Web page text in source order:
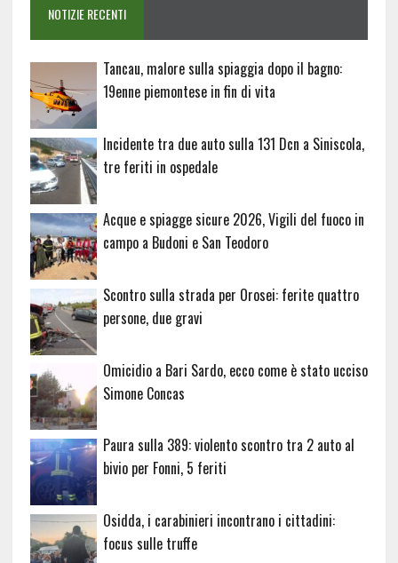
NOTIZIE RECENTI
Tancau, malore sulla spiaggia dopo il bagno:
19enne piemontese in fin di vita
Incidente tra due auto sulla 131 Dcn a Siniscola,
tre feriti in ospedale
Acque e spiagge sicure 2026, Vigili del fuoco in
campo a Budoni e San Teodoro
Scontro sulla strada per Orosei: ferite quattro
persone, due gravi
Omicidio a Bari Sardo, ecco come è stato ucciso
Simone Concas
Paura sulla 389: violento scontro tra 2 auto al
bivio per Fonni, 5 feriti
Osidda, i carabinieri incontrano i cittadini:
focus sulle truffe